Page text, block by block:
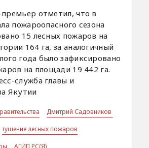
отметил, что в
пожароопасного сезона
15 лесных пожаров на
164 га, за аналогичный
года было зафиксировано
на площади 19 442 га.
служба главы и
Якутии
Дмитрий Садовников
тушение лесных пожаров
АГИП РС(Я)